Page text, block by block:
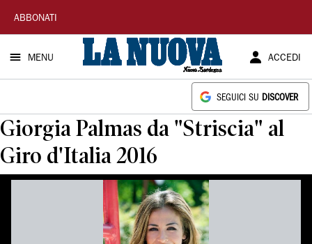
La
Nuova
Sardegna
ABBONATI
MENU ACCEDI
SEGUICI SU DISCOVER
Giorgia Palmas da "Striscia" al
Giro d'Italia 2016